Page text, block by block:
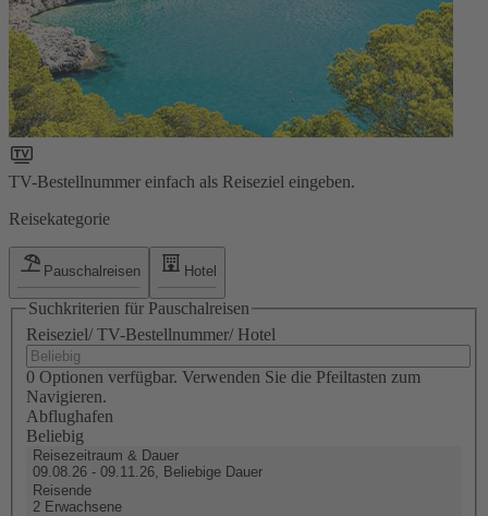
TV-Bestellnummer einfach als Reiseziel eingeben.
Reisekategorie
Pauschalreisen Hotel
Suchkriterien für Pauschalreisen
Reiseziel/ TV-Bestellnummer/ Hotel
0 Optionen verfügbar. Verwenden Sie die Pfeiltasten zum
Navigieren.
Abflughafen
Beliebig
Reisezeitraum & Dauer
09.08.26 - 09.11.26, Beliebige Dauer
Reisende
2 Erwachsene